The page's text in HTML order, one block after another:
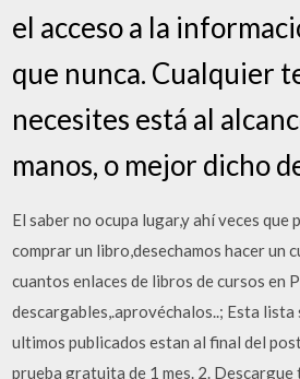
el acceso a la
que nunca. Cualquier
necesites está al
manos, o mejor dicho
El saber no ocupa lugar,y ahí veces
comprar un libro,desechamos hacer un
cuantos enlaces de libros de cursos en
descargables,.aprovéchalos..; Esta
ultimos publicados estan al final del
prueba gratuita de 1 mes. 2.